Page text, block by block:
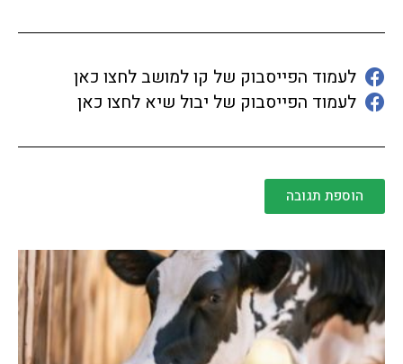
לעמוד הפייסבוק של קו למושב לחצו כאן
לעמוד הפייסבוק של יבול שיא לחצו כאן
הוספת תגובה